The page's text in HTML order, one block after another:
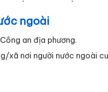
ngoài
an địa phương.
xã nơi người nước ngoài